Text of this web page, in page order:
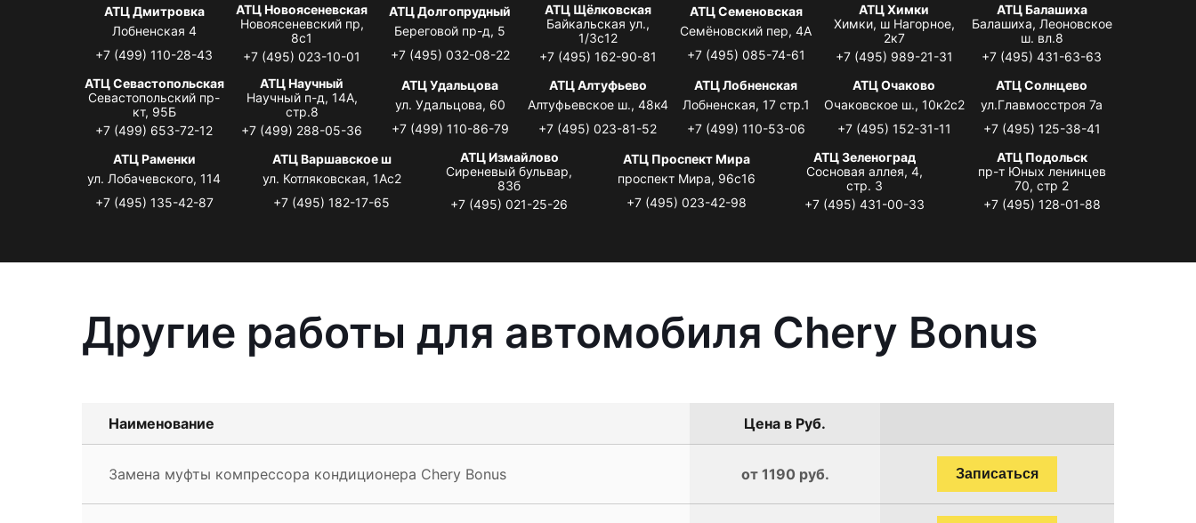
АТЦ Дмитровка
Лобненская 4
+7 (499) 110-28-43
АТЦ Новоясеневская
Новоясеневский пр,
8с1
+7 (495) 023-10-01
АТЦ Долгопрудный
Береговой пр-д, 5
+7 (495) 032-08-22
АТЦ Щёлковская
Байкальская ул.,
1/3с12
+7 (495) 162-90-81
АТЦ Семеновская
Семёновский пер, 4А
+7 (495) 085-74-61
АТЦ Химки
Химки, ш Нагорное,
2к7
+7 (495) 989-21-31
АТЦ Балашиха
Балашиха, Леоновское
ш. вл.8
+7 (495) 431-63-63
АТЦ Севастопольская
Севастопольский пр-
кт, 95Б
+7 (499) 653-72-12
АТЦ Научный
Научный п-д, 14А,
стр.8
+7 (499) 288-05-36
АТЦ Удальцова
ул. Удальцова, 60
+7 (499) 110-86-79
АТЦ Алтуфьево
Алтуфьевское ш., 48к4
+7 (495) 023-81-52
АТЦ Лобненская
Лобненская, 17 стр.1
+7 (499) 110-53-06
АТЦ Очаково
Очаковское ш., 10к2с2
+7 (495) 152-31-11
АТЦ Солнцево
ул.Главмосстроя 7а
+7 (495) 125-38-41
АТЦ Раменки
ул. Лобачевского, 114
+7 (495) 135-42-87
АТЦ Варшавское ш
ул. Котляковская, 1Ас2
+7 (495) 182-17-65
АТЦ Измайлово
Сиреневый бульвар,
83б
+7 (495) 021-25-26
АТЦ Проспект Мира
проспект Мира, 96с16
+7 (495) 023-42-98
АТЦ Зеленоград
Сосновая аллея, 4,
стр. 3
+7 (495) 431-00-33
АТЦ Подольск
пр-т Юных ленинцев
70, стр 2
+7 (495) 128-01-88
Другие работы для автомобиля Chery Bonus
Наименование Цена в Руб.
Замена муфты компрессора кондиционера Chery Bonus от 1190 руб. Записаться